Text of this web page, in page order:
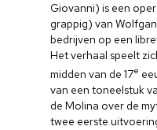
Giovanni) is een
grappig) van
bedrijven op een
Het verhaal speelt
midden van de 17e
van een toneelstuk
de Molina over de
twee eerste